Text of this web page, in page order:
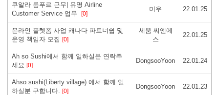
쿠알라 룸푸르 근무| 유명 Airline
Customer Service 업무 [0]
미우 22.01.25
온라인 플렛폼 사업 캐나다 파트너쉽 및
운영 책임자 모집 [0]
세움 씨엔에
스
22.01.25
Ah so Sushi에서 함께 일하실분 연락주
세요 [0]
DongsooYoon 22.01.24
Ahso sushi(Liberty village) 에서 함께 일
하실분 구합니다. [0]
DongsooYoon 22.01.23